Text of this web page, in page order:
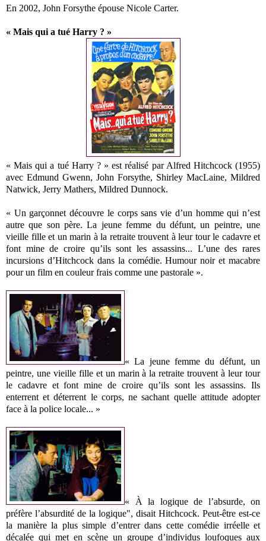
En 2002, John Forsythe épouse Nicole Carter.
« Mais qui a tué Harry ? »
« Mais qui a tué Harry ? » est réalisé par Alfred Hitchcock (1955)
avec Edmund Gwenn, John Forsythe, Shirley MacLaine, Mildred
Natwick, Jerry Mathers, Mildred Dunnock.
« Un garçonnet découvre le corps sans vie d’un homme qui n’est
autre que son père. La jeune femme du défunt, un peintre, une
vieille fille et un marin à la retraite trouvent à leur tour le cadavre et
font mine de croire qu’ils sont les assassins... L’une des rares
incursions d’Hitchcock dans la comédie. Humour noir et macabre
pour un film en couleur frais comme une pastorale ».
« La jeune femme du défunt, un
peintre, une vieille fille et un marin à la retraite trouvent à leur tour
le cadavre et font mine de croire qu’ils sont les assassins. Ils
enterrent et déterrent le corps, ne sachant quelle attitude adopter
face à la police locale... »
« À la logique de l’absurde, on
préfère l’absurdité de la logique", disait Hitchcock. Peut-être est-ce
la manière la plus simple d’entrer dans cette comédie irréelle et
décalée qui met en scène un groupe d’individus loufoques aux